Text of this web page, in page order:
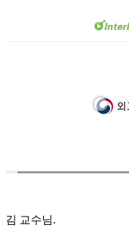
김 교수님.